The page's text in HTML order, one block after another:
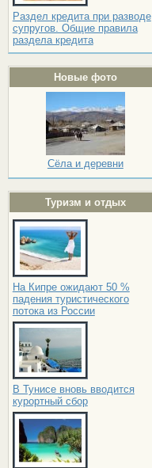
Раздел кредита при разводе
супругов. Общие правила
раздела кредита
Новые фото
Сёла и деревни
Туризм и отдых
На Кипре ожидают 50 %
падения туристического
потока из России
В Тунисе вновь вводится
курортный сбор